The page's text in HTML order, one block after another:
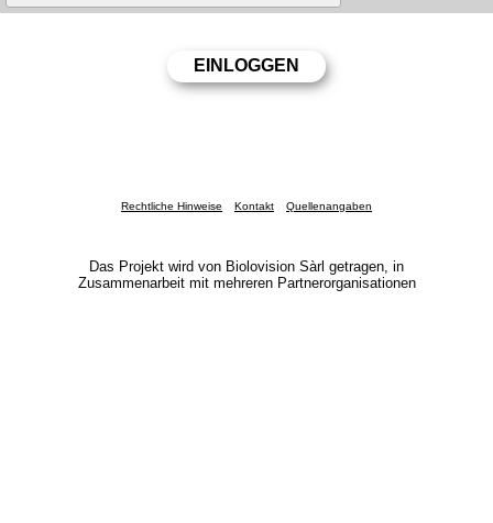
Rechtliche Hinweise Kontakt Quellenangaben
Das Projekt wird von Biolovision Sàrl getragen, in
Zusammenarbeit mit mehreren Partnerorganisationen